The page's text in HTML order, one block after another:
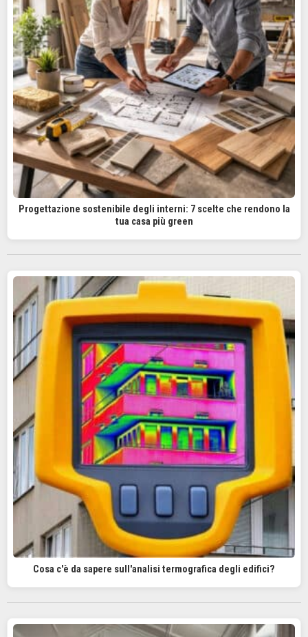
Progettazione sostenibile degli interni: 7 scelte che rendono la
tua casa più green
Cosa c'è da sapere sull'analisi termografica degli edifici?